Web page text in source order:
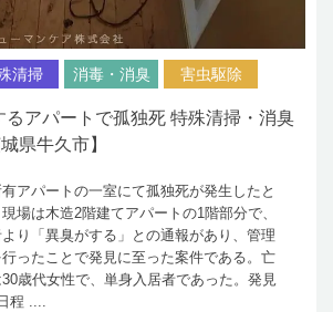
清掃 消毒・消臭 害虫駆除
るアパートで孤独死 特殊清掃・消臭
県牛久市】
アパートの一室にて孤独死が発生したと
場は木造2階建てアパートの1階部分で、
り「異臭がする」との通報があり、管理
ったことで発見に至った案件である。亡
歳代女性で、単身入居者であった。発見
程 ....